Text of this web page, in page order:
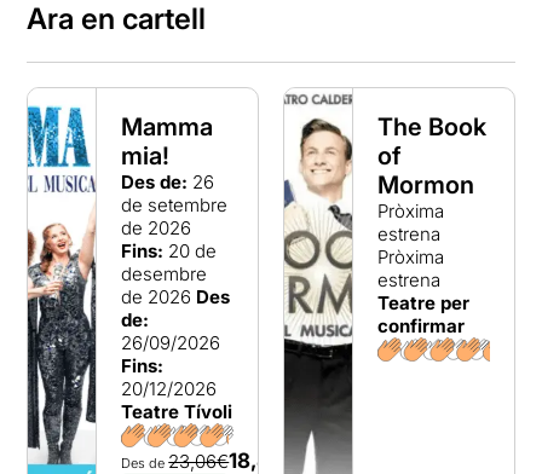
Ara en cartell
Mamma
mia!
Des de: 26
de setembre
de 2026
Fins: 20 de
desembre
de 2026 Des
de:
26/09/2026
Fins:
20/12/2026
Teatre Tívoli
Des de23,06€18,45€
The Book
of
Mormon
Pròxima
estrena
Pròxima
estrena
Teatre per
confirmar